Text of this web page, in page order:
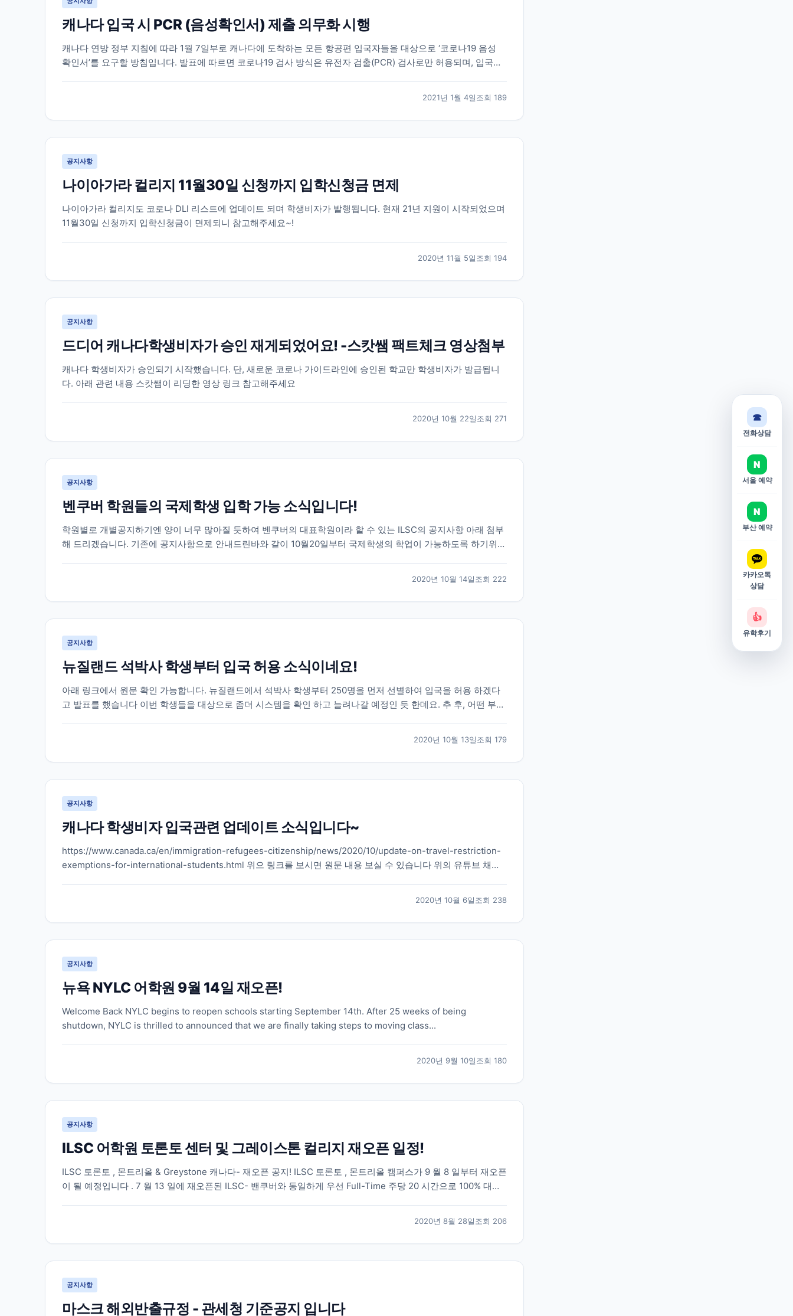
캐나다 입국 시 PCR (음성확인서) 제출 의무화 시행
캐나다 연방 정부 지침에 따라 1월 7일부로 캐나다에 도착하는 모든 항공편 입국자들을 대상으로 ‘코로나19 음성
확인서’를 요구할 방침입니다. 발표에 따르면 코로나19 검사 방식은 유전자 검출(PCR) 검사로만 허용되며, 입국자
2021년 1월 4일조회 189
공지사항
나이아가라 컬리지 11월30일 신청까지 입학신청금 면제
나이아가라 컬리지도 코로나 DLI 리스트에 업데이트 되며 학생비자가 발행됩니다. 현재 21년 지원이 시작되었으며
11월30일 신청까지 입학신청금이 면제되니 참고해주세요~!
2020년 11월 5일조회 194
공지사항
드디어 캐나다학생비자가 승인 재게되었어요! -스캇쌤 팩트체크 영상첨부
캐나다 학생비자가 승인되기 시작했습니다. 단, 새로운 코로나 가이드라인에 승인된 학교만 학생비자가 발급됩니
다. 아래 관련 내용 스캇쌤이 리딩한 영상 링크 참고해주세요
2020년 10월 22일조회 271
공지사항
벤쿠버 학원들의 국제학생 입학 가능 소식입니다!
학원별로 개별공지하기엔 양이 너무 많아질 듯하여 벤쿠버의 대표학원이라 할 수 있는 ILSC의 공지사항 아래 첨부
해 드리겠습니다. 기존에 공지사항으로 안내드린바와 같이 10월20일부터 국제학생의 학업이 가능하도록 하기위한
2020년 10월 14일조회 222
공지사항
뉴질랜드 석박사 학생부터 입국 허용 소식이네요!
아래 링크에서 원문 확인 가능합니다. 뉴질랜드에서 석박사 학생부터 250명을 먼저 선별하여 입국을 허용 하겠다
고 발표를 했습니다 이번 학생들을 대상으로 좀더 시스템을 확인 하고 늘려나갈 예정인 듯 한데요. 추 후, 어떤 부분
2020년 10월 13일조회 179
공지사항
캐나다 학생비자 입국관련 업데이트 소식입니다~
https://www.canada.ca/en/immigration-refugees-citizenship/news/2020/10/update-on-travel-restriction-
exemptions-for-international-students.html 위으 링크를 보시면 원문 내용 보실 수 있습니다 위의 유튜브 채널
2020년 10월 6일조회 238
공지사항
뉴욕 NYLC 어학원 9월 14일 재오픈!
Welcome Back NYLC begins to reopen schools starting September 14th. After 25 weeks of being
shutdown, NYLC is thrilled to announced that we are finally taking steps to moving class...
2020년 9월 10일조회 180
공지사항
ILSC 어학원 토론토 센터 및 그레이스톤 컬리지 재오픈 일정!
ILSC 토론토 , 몬트리올 & Greystone 캐나다- 재오픈 공지! ILSC 토론토 , 몬트리올 캠퍼스가 9 월 8 일부터 재오픈
이 될 예정입니다 . 7 월 13 일에 재오픈된 ILSC- 밴쿠버와 동일하게 우선 Full-Time 주당 20 시간으로 100% 대면
2020년 8월 28일조회 206
공지사항
마스크 해외반출규정 - 관세청 기준공지 입니다
☎
전화상담
N
서울 예약
N
부산 예약
카카오톡
상담
👍
유학후기